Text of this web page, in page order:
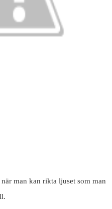
man kan rikta ljuset som man